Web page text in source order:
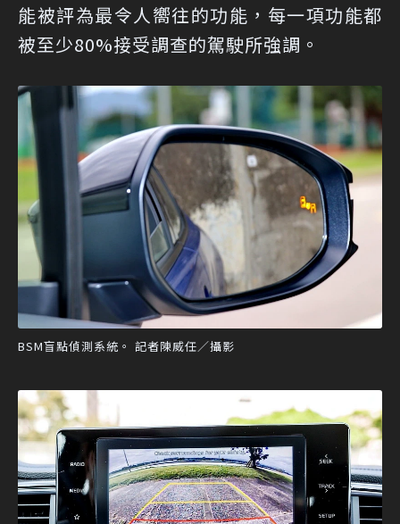
能被評為最令人嚮往的功能，每一項功能都
被至少80%接受調查的駕駛所強調。
BSM盲點偵測系統。 記者陳威任／攝影